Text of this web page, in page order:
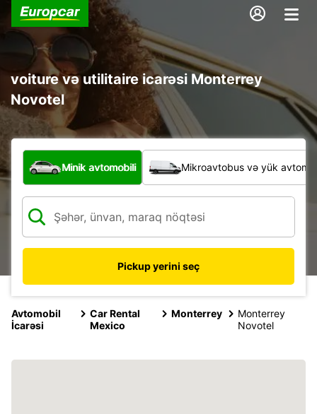
voiture və utilitaire icarəsi Monterrey
Novotel
Hansı növ nəqliyyat vasitəsi?
Minik avtomobili Mikroavtobus və yük
Pickup yerini seç
Avtomobil
İcarəsi
Car Rental
Mexico
Monterrey
Monterrey
Novotel